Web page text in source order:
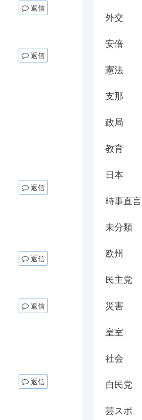
返信
返信
返信
返信
返信
返信
外交
安倍
憲法
支那
政局
教育
日本
時事直言
未分類
欧州
民主党
災害
皇室
社会
自民党
芸スポ